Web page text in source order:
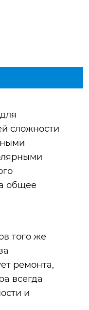
сложности
общее
того же
ремонта,
всегда
и